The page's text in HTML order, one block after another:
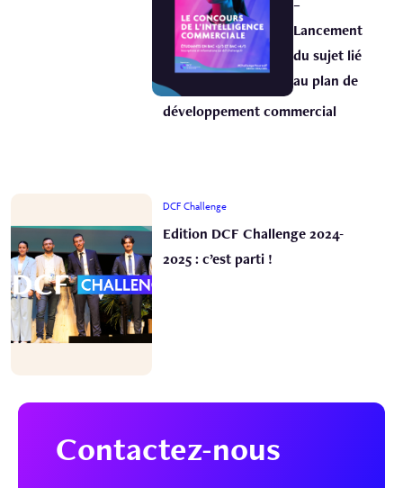
–
Lancement
du sujet lié
au plan de
développement commercial
DCF Challenge
Edition DCF Challenge 2024-
2025 : c’est parti !
Contactez-nous